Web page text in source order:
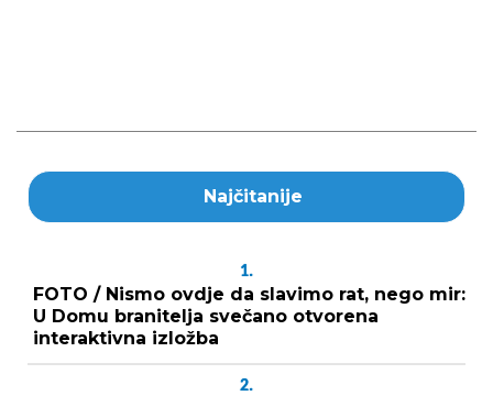
Najčitanije
1.
FOTO / Nismo ovdje da slavimo rat, nego mir:
U Domu branitelja svečano otvorena
interaktivna izložba
2.